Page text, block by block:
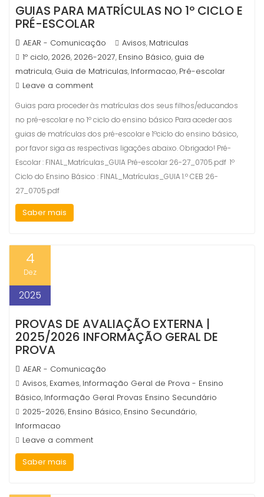
GUIAS PARA MATRÍCULAS NO 1º CICLO E
PRÉ-ESCOLAR
AEAR - Comunicação Avisos, Matriculas
1º ciclo, 2026, 2026-2027, Ensino Básico, guia de
matricula, Guia de Matriculas, Informacao, Pré-escolar
Leave a comment
Guias para proceder às matrículas dos seus filhos/educandos
no pré-escolar e no 1º ciclo do ensino básico Para aceder aos
guias de matrículas dos pré-escolar e 1ºciclo do ensino básico,
por favor siga as respectivas ligações abaixo. Obrigado! Pré-
Escolar : FINAL_Matrículas_GUIA Pré-escolar 26-27_0705.pdf 1º
Ciclo do Ensino Básico : FINAL_Matrículas_GUIA 1.º CEB 26-
27_0705.pdf
Saber mais
4
Dez
2025
PROVAS DE AVALIAÇÃO EXTERNA |
2025/2026 INFORMAÇÃO GERAL DE
PROVA
AEAR - Comunicação
Avisos, Exames, Informação Geral de Prova - Ensino
Básico, Informação Geral Provas Ensino Secundário
2025-2026, Ensino Básico, Ensino Secundário,
Informacao
Leave a comment
Saber mais